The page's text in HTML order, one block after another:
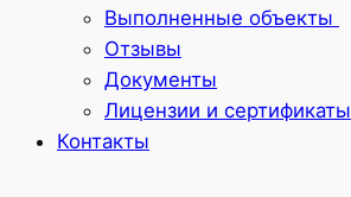
Выполненные объекты
Отзывы
Документы
Лицензии и сертификаты
Контакты